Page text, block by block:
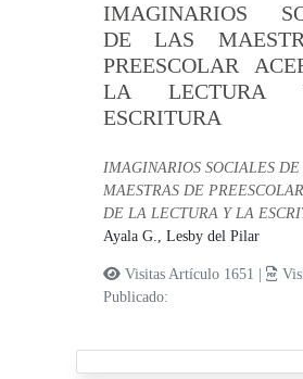
IMAGINARIOS
DE LAS
PREESCOLAR
LA
ESCRITURA
IMAGINARIOS SOCIALES DE
MAESTRAS DE
DE LA LECTURA Y LA
Ayala G., Lesby del Pilar
Visitas Artículo 1651 |
Publicado: